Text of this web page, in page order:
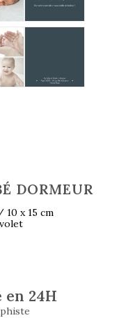
DORMEUR
10 x 15 cm
24H